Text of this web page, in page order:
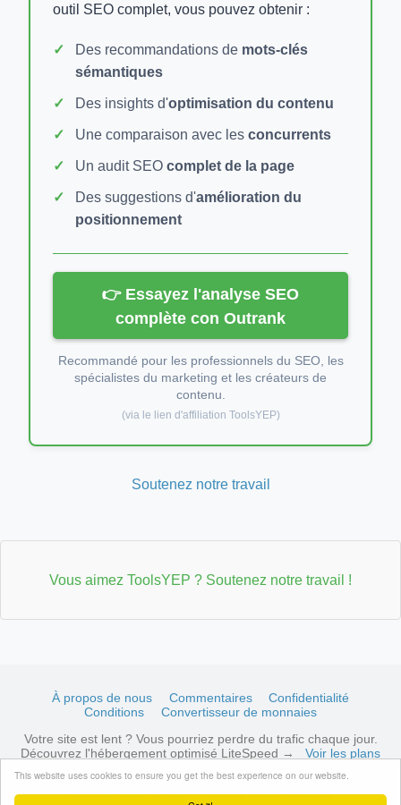
This website uses cookies to ensure you get the best experience on our website.
outil SEO complet, vous pouvez obtenir :
Des recommandations de mots-clés
sémantiques
Des insights d'optimisation du contenu
Une comparaison avec les concurrents
Un audit SEO complet de la page
Des suggestions d'amélioration du
positionnement
👉 Essayez l'analyse SEO
complète con Outrank
Recommandé pour les professionnels du SEO, les
spécialistes du marketing et les créateurs de
contenu.
(via le lien d'affiliation ToolsYEP)
Soutenez notre travail
Vous aimez ToolsYEP ? Soutenez notre travail !
À propos de nous Commentaires
Confidentialité
Conditions
Convertisseur de monnaies
Votre site est lent ? Vous pourriez perdre du trafic chaque jour.
Découvrez l'hébergement optimisé LiteSpeed →
Voir les plans
© 2026 ToolsYEP.com Tous les droits réservés